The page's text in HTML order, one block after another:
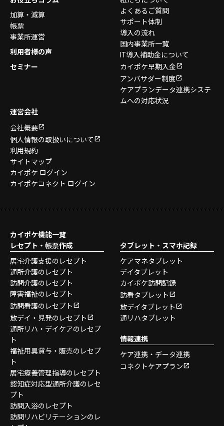
加算・減算
帳票
事業所運営
利用者様の声
セミナー
よくあるご質問
サポート体制
導入の流れ
国内事業所一覧
IT導入補助金について
カイポケ早期入金
アンバサダー制度
ケアプランデータ連携システ
ムへの対応状況
運営会社
会社概要
個人情報の取扱いについて
利用規約
サイトマップ
カイポケ ログイン
カイポケコネクト ログイン
カイポケ機能一覧
レセプト・帳票作成
居宅介護支援のレセプト
通所介護のレセプト
訪問介護のレセプト
障害福祉のレセプト
訪問看護のレセプト
放デイ・児発のレセプト
通所リハ・デイケアのレセプ
ト
福祉用具貸与・販売のレセプ
ト
居宅療養管理指導のレセプト
認知症対応型通所介護のレセ
プト
訪問入浴のレセプト
訪問リハビリテーションのレ
タブレット・スマホ記録
ケアマネタブレット
デイタブレット
カイポケ訪問記録
訪看タブレット
放デイタブレット
通リハタブレット
情報連携
ケア連携・データ連携
コネクトケアプラン